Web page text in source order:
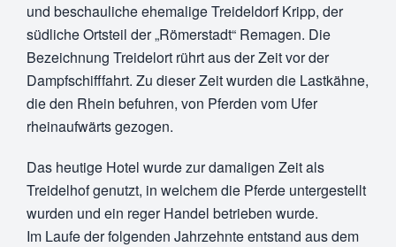
und beschauliche ehemalige Treideldorf Kripp, der
südliche Ortsteil der „Römerstadt“ Remagen. Die
Bezeichnung Treidelort rührt aus der Zeit vor der
Dampfschifffahrt. Zu dieser Zeit wurden die Lastkähne,
die den Rhein befuhren, von Pferden vom Ufer
rheinaufwärts gezogen.
Das heutige Hotel wurde zur damaligen Zeit als
Treidelhof genutzt, in welchem die Pferde untergestellt
wurden und ein reger Handel betrieben wurde.
Im Laufe der folgenden Jahrzehnte entstand aus dem